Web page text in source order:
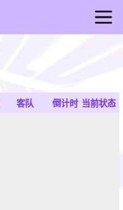
客队 倒计时 当前状态